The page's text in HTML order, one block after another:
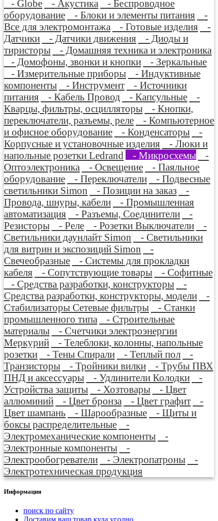
- Globe
- Акустика
- Беспроводное
оборудование
- Блоки и элементы питания
-
Все для электромонтажа
- Готовые изделия
-
Датчики
- Датчики движения
- Диоды и
тиристоры
- Домашняя техника и электроника
- Домофоны, звонки и кнопки
- Зеркальные
- Измерительные приборы
- Индуктивные
компоненты
- Инструмент
- Источники
питания
- Кабель Провод - Капсульные
-
Кварцы, фильтры, осцилляторы
- Кнопки,
переключатели, разъемы, реле
- Компьютерное
и офисное оборудование
- Конденсаторы
-
Корпусные и установочные изделия
- Люки и
напольные розетки Ledrand
- Микросхемы
-
Оптоэлектроника
- Освещение
- Паяльное
оборудование
- Переключатели
- Подвесные
светильники Simon
- Позиции на заказ
-
Провода, шнуры, кабели
- Промышленная
автоматизация
- Разъемы, Соединители
-
Резисторы
- Реле - Розетки Выключатели
-
Светильники даунлайт Simon
- Светильники
для витрин и экспозиций Simon
-
Свечеобразные
- Системы для прокладки
кабеля
- Сопутствующие товары
- Софитные
- Средства разработки, конструкторы
-
Средства разработки, конструкторы, модели
-
Стабилизаторы Сетевые фильтры
- Станки
промышленного типа
- Строительные
материалы
- Счетчики электроэнергии
Меркурий
- Телеблоки, колонны, напольные
розетки
- Тены Спирали - Теплый пол
-
Транзисторы
- Тройники вилки
- Трубы ПВХ
ПНД и аксессуары
- Удлинители Колодки
-
Устройства защиты
- Хозтовары
- Цвет
аллюминий
- Цвет бронза - Цвет графит
-
Цвет шампань
- Шарообразные
- Щиты и
боксы распределительные
-
Электромеханические компоненты
-
Электронные компоненты
-
Электрообогреватели
- Электропатроны
-
Электротехническая продукция
Информация
поиск по сайту
Доставим ваш товар куда угодно